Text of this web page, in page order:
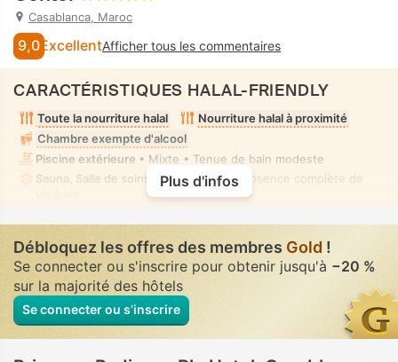
Casablanca, Maroc
9,0 ExcellentAfficher tous les commentaires
CARACTÉRISTIQUES HALAL-FRIENDLY
Toute la nourriture halal
Nourriture halal à proximité
Chambre exempte d'alcool
Piscine extérieure • Mixte • Tenue de bain modeste
Sauna, Salle de soins spa• Privé(e) • Absence complète de
Plus d'infos
Débloquez les offres des membres Gold !
Se connecter ou s'inscrire pour obtenir jusqu'à −20 %
sur la majorité des hôtels
Se connecter ou s’inscrire